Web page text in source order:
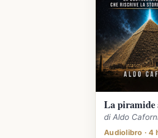
La piramide
di Aldo
Audiolibro · 4